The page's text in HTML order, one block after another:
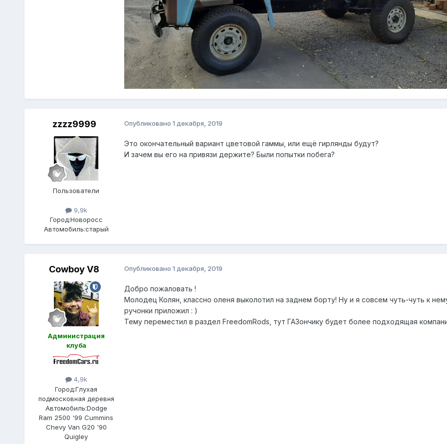
zzzz9999
Пользователи
9,9k
Город:Новоросс
Автомобиль:старый
Опубликовано 1 декабря, 2019
Это окончательный вариант цветовой гаммы, или ещё гирлянды будут?
И зачем вы его на привязи держите? Были попытки побега?
Cowboy V8
Администрация
клуба
4,9k
Город:Глухая
подмосковная деревня
Автомобиль:Dodge
Ram 2500 '99 Cummins
Chevy Van G20 '90
Quigley
Опубликовано 1 декабря, 2019
Добро пожаловать !
Молодец Колян, классно оленя выколотил на заднем борту! Ну и я совсем чуть-чуть к
ручонки приложил : )
Тему переместил в раздел FreedomRods, тут ГАЗончику будет более подходящая